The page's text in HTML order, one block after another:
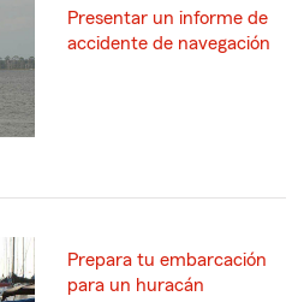
Presentar un informe de
accidente de navegación
Prepara tu embarcación
para un huracán